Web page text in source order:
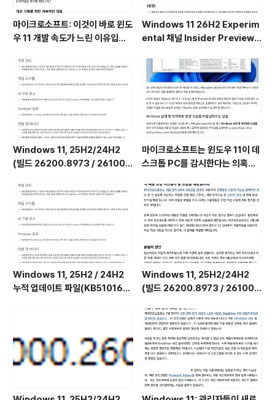
마이크로소프트: 이것이 바로 윈도
우 11 개발 속도가 느린 이유입니
Windows 11 26H2 Experim
ental 채널 Insider Preview
업데이트(KB5101682) 통합 []
Windows 11, 25H2/24H2
(빌드 26200.8973 / 26100.
버전 [한글/영문판]
마이크로소프트는 윈도우 11이 데
스크톱 PC를 감시한다는 의혹을
하는 일을 공개했습니다. (Wind
ows 11 상태 및 최적화된 환경 서
비스를 비활성화하는 방법)
Windows 11, 25H2 / 24H2
누적 업데이트 파일(KB510168
업데이트)
Windows 11, 25H2/24H2
(빌드 26200.8973 / 26100.
판 [한글/영문판]